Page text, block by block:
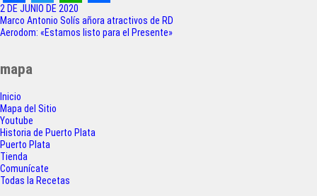
F
a
c
e
b
o
o
k
T
w
t
t
e
r
W
h
A
p
S
h
2 DE JUNIO DE 2020
Navegación
de
Marco Antonio Solís añora atractivos de RD
Aerodom: «Estamos listo para el Presente»
mapa
Inicio
Mapa del Sitio
Youtube
Historia de Puerto Plata
Puerto Plata
Tienda
Comunícate
Todas la Recetas